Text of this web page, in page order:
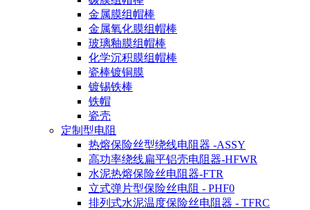
金属膜组帽棒
金属氧化膜组帽棒
玻璃釉膜组帽棒
化学沉积膜组帽棒
瓷棒镀铜膜
镀锡铁棒
铁帽
瓷壳
定制型电阻
热熔保险丝型绕线电阻器 -ASSY
高功率绕线扁平铝壳电阻器-HFWR
水泥热熔保险丝电阻器-FTR
立式弹片型保险丝电阻 - PHF0
排列式水泥温度保险丝电阻器 - TFRC